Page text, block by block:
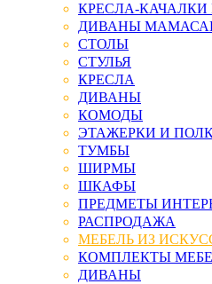
КРЕСЛА-КАЧАЛКИ
ДИВАНЫ
СТОЛЫ
СТУЛЬЯ
КРЕСЛА
ДИВАНЫ
КОМОДЫ
ЭТАЖЕРКИ И
ТУМБЫ
ШИРМЫ
ШКАФЫ
ПРЕДМЕТЫ
РАСПРОДАЖА
МЕБЕЛЬ ИЗ
КОМПЛЕКТЫ
ДИВАНЫ